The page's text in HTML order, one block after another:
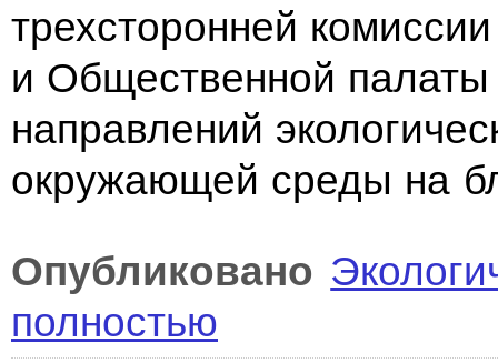
трехсторонней
и Общественной палаты
направлений
окружающей среды на
Опубликовано
полностью